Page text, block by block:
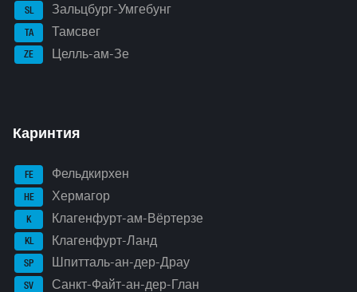
SL Зальцбург-Умгебунг
TA Тамсвег
ZE Целль-ам-Зе
Каринтия
FE Фельдкирхен
HE Хермагор
K Клагенфурт-ам-Вёртерзе
KL Клагенфурт-Ланд
SP Шпитталь-ан-дер-Драу
SV Санкт-Файт-ан-дер-Глан